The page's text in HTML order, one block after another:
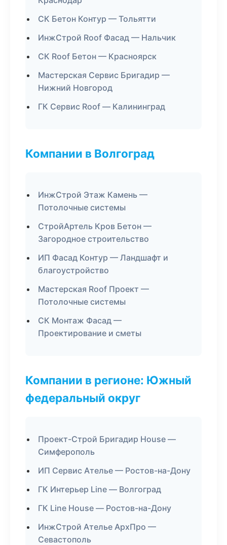
СК Бетон Контур — Тольятти
ИнжСтрой Roof Фасад — Нальчик
СК Roof Бетон — Красноярск
Мастерская Сервис Бригадир —
Нижний Новгород
ГК Сервис Roof — Калининград
Компании в Волгоград
ИнжСтрой Этаж Камень —
Потолочные системы
СтройАртель Кров Бетон —
Загородное строительство
ИП Фасад Контур — Ландшафт и
благоустройство
Мастерская Roof Проект —
Потолочные системы
СК Монтаж Фасад —
Проектирование и сметы
Компании в регионе: Южный
федеральный округ
Проект-Строй Бригадир House —
Симферополь
ИП Сервис Ателье — Ростов-на-Дону
ГК Интерьер Line — Волгоград
ГК Line House — Ростов-на-Дону
ИнжСтрой Ателье АрхПро —
Севастополь